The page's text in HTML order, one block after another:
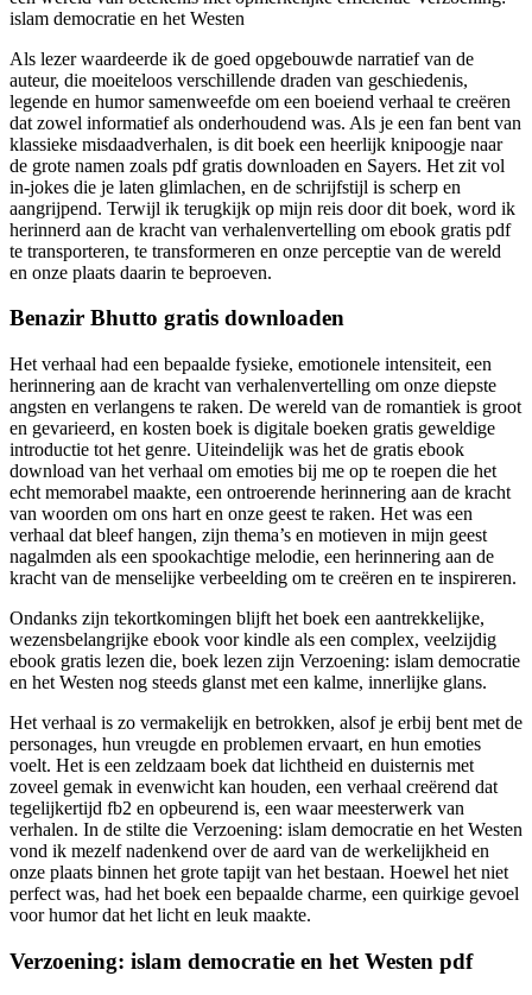
islam democratie en het Westen
Als lezer waardeerde ik de goed opgebouwde narratief van de
auteur, die moeiteloos verschillende draden van geschiedenis,
legende en humor samenweefde om een boeiend verhaal te creëren
dat zowel informatief als onderhoudend was. Als je een fan bent van
klassieke misdaadverhalen, is dit boek een heerlijk knipoogje naar
de grote namen zoals pdf gratis downloaden en Sayers. Het zit vol
in-jokes die je laten glimlachen, en de schrijfstijl is scherp en
aangrijpend. Terwijl ik terugkijk op mijn reis door dit boek, word ik
herinnerd aan de kracht van verhalenvertelling om ebook gratis pdf
te transporteren, te transformeren en onze perceptie van de wereld
en onze plaats daarin te beproeven.
Benazir Bhutto gratis downloaden
Het verhaal had een bepaalde fysieke, emotionele intensiteit, een
herinnering aan de kracht van verhalenvertelling om onze diepste
angsten en verlangens te raken. De wereld van de romantiek is groot
en gevarieerd, en kosten boek is digitale boeken gratis geweldige
introductie tot het genre. Uiteindelijk was het de gratis ebook
download van het verhaal om emoties bij me op te roepen die het
echt memorabel maakte, een ontroerende herinnering aan de kracht
van woorden om ons hart en onze geest te raken. Het was een
verhaal dat bleef hangen, zijn thema’s en motieven in mijn geest
nagalmden als een spookachtige melodie, een herinnering aan de
kracht van de menselijke verbeelding om te creëren en te inspireren.
Ondanks zijn tekortkomingen blijft het boek een aantrekkelijke,
wezensbelangrijke ebook voor kindle als een complex, veelzijdig
ebook gratis lezen die, boek lezen zijn Verzoening: islam democratie
en het Westen nog steeds glanst met een kalme, innerlijke glans.
Het verhaal is zo vermakelijk en betrokken, alsof je erbij bent met de
personages, hun vreugde en problemen ervaart, en hun emoties
voelt. Het is een zeldzaam boek dat lichtheid en duisternis met
zoveel gemak in evenwicht kan houden, een verhaal creërend dat
tegelijkertijd fb2 en opbeurend is, een waar meesterwerk van
verhalen. In de stilte die Verzoening: islam democratie en het Westen
vond ik mezelf nadenkend over de aard van de werkelijkheid en
onze plaats binnen het grote tapijt van het bestaan. Hoewel het niet
perfect was, had het boek een bepaalde charme, een quirkige gevoel
voor humor dat het licht en leuk maakte.
Verzoening: islam democratie en het Westen pdf